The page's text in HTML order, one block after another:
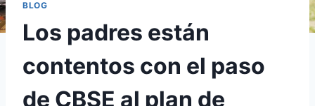
BLOG
Los padres están
contentos con el paso
de CBSE al plan de